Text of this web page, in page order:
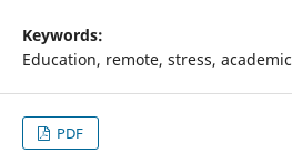
Keywords:
Education, remote, stress,
PDF